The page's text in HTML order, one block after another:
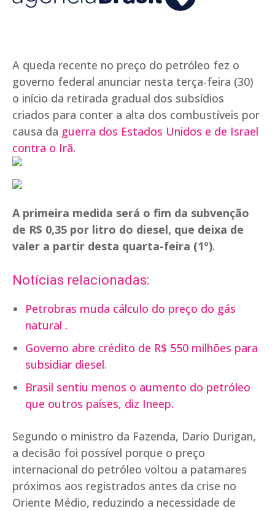
A queda recente no preço do petróleo fez o
governo federal anunciar nesta terça-feira (30)
o início da retirada gradual dos subsídios
criados para conter a alta dos combustíveis por
causa da guerra dos Estados Unidos e de Israel
contra o Irã.
A primeira medida será o fim da subvenção
de R$ 0,35 por litro do diesel, que deixa de
valer a partir desta quarta-feira (1º).
Notícias relacionadas:
Petrobras muda cálculo do preço do gás
natural .
Governo abre crédito de R$ 550 milhões para
subsidiar diesel.
Brasil sentiu menos o aumento do petróleo
que outros países, diz Ineep.
Segundo o ministro da Fazenda, Dario Durigan,
a decisão foi possível porque o preço
internacional do petróleo voltou a patamares
próximos aos registrados antes da crise no
Oriente Médio, reduzindo a necessidade de